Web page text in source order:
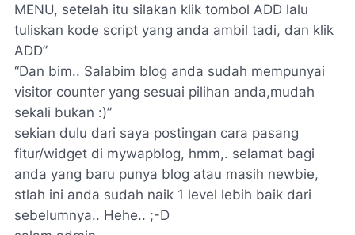
MENU, setelah itu silakan klik tombol ADD lalu
tuliskan kode script yang anda ambil tadi, dan klik
ADD
Dan bim.. Salabim blog anda sudah mempunyai
visitor counter yang sesuai pilihan anda,mudah
sekali bukan :)
sekian dulu dari saya postingan cara pasang
fitur/widget di mywapblog, hmm,. selamat bagi
anda yang baru punya blog atau masih newbie,
stlah ini anda sudah naik 1 level lebih baik dari
sebelumnya.. Hehe.. ;-D